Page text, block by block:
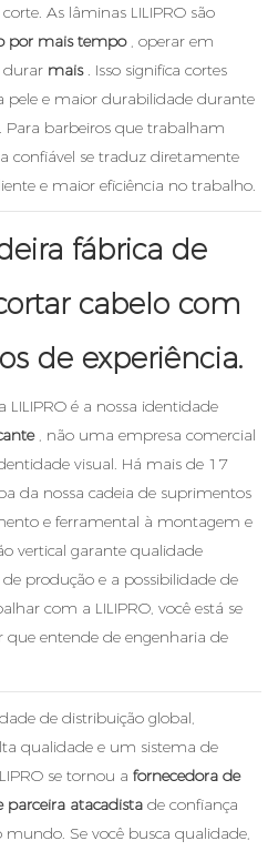
As lâminas LILIPRO são
por mais tempo, operar em
mais. Isso significa cortes
pele e maior durabilidade durante
Para barbeiros que trabalham
se traduz diretamente
e maior eficiência no trabalho.
fábrica de
cabelo com
de experiência.
é a nossa identidade
, não uma empresa comercial
visual. Há mais de 17
da nossa cadeia de suprimentos
e ferramental à montagem e
vertical garante qualidade
produção e a possibilidade de
com a LILIPRO, você está se
entende de engenharia de
de distribuição global,
qualidade e um sistema de
se tornou a fornecedora de
parceira atacadista de confiança
Se você busca qualidade,